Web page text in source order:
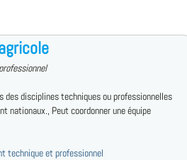
des disciplines techniques ou professionnelles
nationaux., Peut coordonner une équipe
technique et professionnel